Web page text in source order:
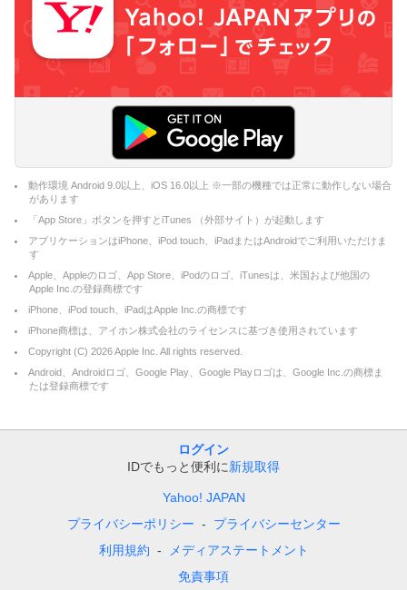
動作環境 Android 9.0以上、iOS 16.0以上 ※一部の機種では正常に動作しない場合
があります
「App Store」ボタンを押すとiTunes （外部サイト）が起動します
アプリケーションはiPhone、iPod touch、iPadまたはAndroidでご利用いただけま
す
Apple、Appleのロゴ、App Store、iPodのロゴ、iTunesは、米国および他国の
Apple Inc.の登録商標です
iPhone、iPod touch、iPadはApple Inc.の商標です
iPhone商標は、アイホン株式会社のライセンスに基づき使用されています
Copyright (C) 2026Apple Inc. All rights reserved.
Android、Androidロゴ、Google Play、Google Playロゴは、Google Inc.の商標ま
たは登録商標です
ログイン
IDでもっと便利に新規取得
Yahoo! JAPAN
プライバシーポリシー
プライバシーセンター
利用規約
メディアステートメント
免責事項